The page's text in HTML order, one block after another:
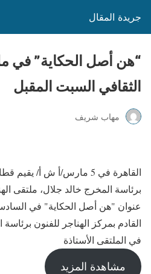
جريدة المقال
“هن أصل الحكاية” في
الثقافي السبت المقبل
مهاب شريف
القاهرة في 5 مارس/أ ش أ/
برئاسة المخرج خالد جلال، ملتقى
عنوان "هن أصل الحكاية" في
القادم بمركز الهناجر للفنون
في الملتقى الأستاذة
مشاهدة المزيد